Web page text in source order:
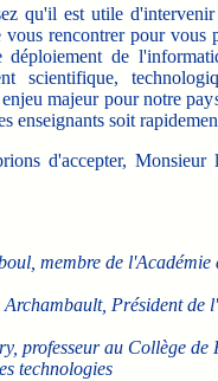
qu'il est utile
vous rencontrer pour vous
déploiement de
scientifique,
majeur pour notre
enseignants soit
d'accepter, Monsieur
membre de
Président de
professeur au Collège de
technologies